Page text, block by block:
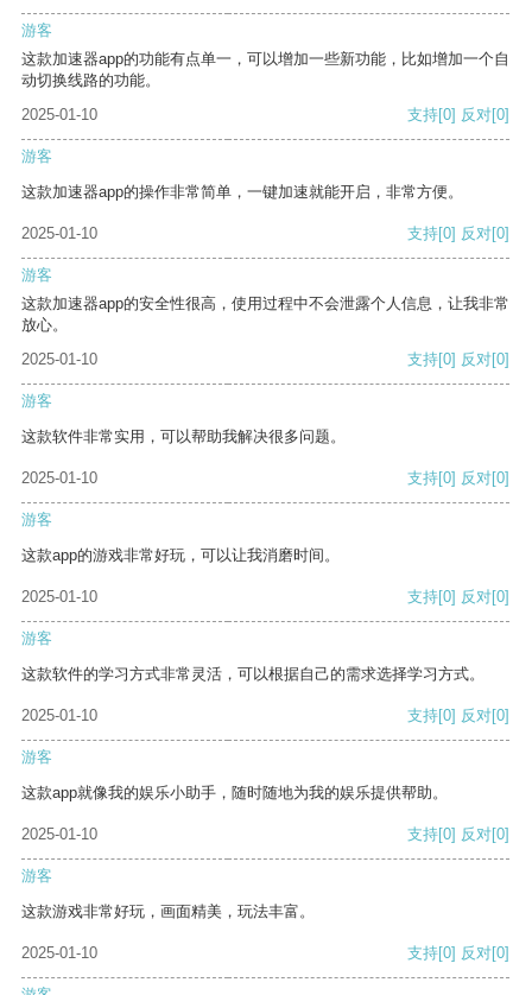
游客
这款加速器app的功能有点单一，可以增加一些新功能，比如增加一个自
动切换线路的功能。
2025-01-10
支持[0] 反对[0]
游客
这款加速器app的操作非常简单，一键加速就能开启，非常方便。
2025-01-10 支持[0] 反对[0]
游客
这款加速器app的安全性很高，使用过程中不会泄露个人信息，让我非常
放心。
2025-01-10
支持[0] 反对[0]
游客
这款软件非常实用，可以帮助我解决很多问题。
2025-01-10 支持[0] 反对[0]
游客
这款app的游戏非常好玩，可以让我消磨时间。
2025-01-10 支持[0] 反对[0]
游客
这款软件的学习方式非常灵活，可以根据自己的需求选择学习方式。
2025-01-10 支持[0] 反对[0]
游客
这款app就像我的娱乐小助手，随时随地为我的娱乐提供帮助。
2025-01-10 支持[0] 反对[0]
游客
这款游戏非常好玩，画面精美，玩法丰富。
2025-01-10 支持[0] 反对[0]